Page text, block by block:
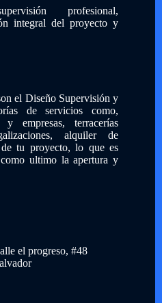
profesional,
integral del proyecto y
el Diseño Supervisión y
de servicios como,
empresas, terracerías
alquiler de
tu proyecto, lo que es
ultimo la apertura y
el progreso, #48